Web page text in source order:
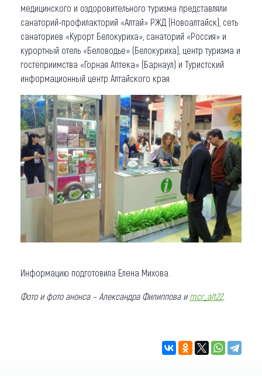
медицинского и оздоровительного туризма представляли
санаторий-профилакторий «Алтай» РЖД (Новоалтайск), сеть
санаториев «Курорт Белокуриха», санаторий «Россия» и
курортный отель «Беловодье» (Белокуриха), центр туризма и
гостеприимства «Горная Аптека» (Барнаул) и Туристский
информационный центр Алтайского края.
Информацию подготовила Елена Михова.
Фото и фото анонса – Александра Филиппова и mcr_alt22.